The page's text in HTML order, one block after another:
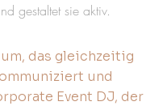
gestaltet sie aktiv.
das gleichzeitig
und
Event DJ, der